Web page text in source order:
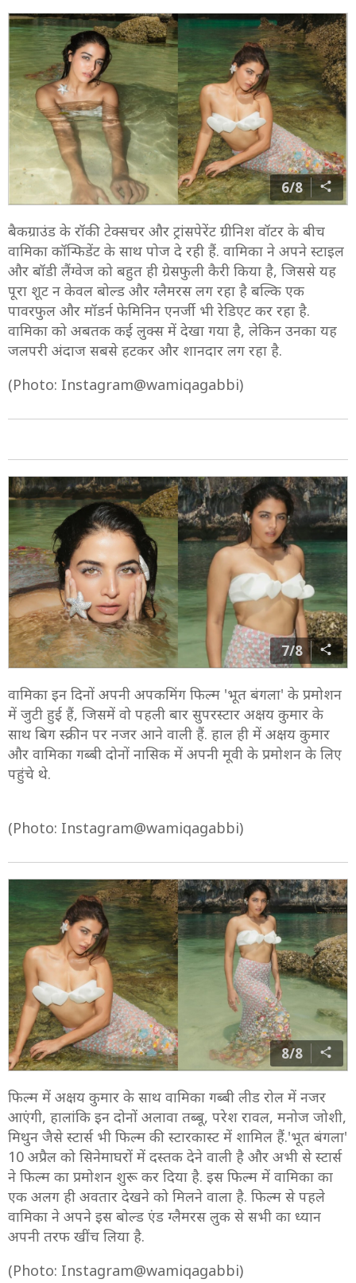
6/8
बैकग्राउंड के रॉकी टेक्सचर और ट्रांसपेरेंट ग्रीनिश वॉटर के बीच
वामिका कॉन्फिडेंट के साथ पोज दे रही हैं. वामिका ने अपने स्टाइल
और बॉडी लैंग्वेज को बहुत ही ग्रेसफुली कैरी किया है, जिससे यह
पूरा शूट न केवल बोल्ड और ग्लैमरस लग रहा है बल्कि एक
पावरफुल और मॉडर्न फेमिनिन एनर्जी भी रेडिएट कर रहा है.
वामिका को अबतक कई लुक्स में देखा गया है, लेकिन उनका यह
जलपरी अंदाज सबसे हटकर और शानदार लग रहा है.
(Photo: Instagram@wamiqagabbi)
7/8
वामिका इन दिनों अपनी अपकमिंग फिल्म 'भूत बंगला' के प्रमोशन
में जुटी हुई हैं, जिसमें वो पहली बार सुपरस्टार अक्षय कुमार के
साथ बिग स्क्रीन पर नजर आने वाली हैं. हाल ही में अक्षय कुमार
और वामिका गब्बी दोनों नासिक में अपनी मूवी के प्रमोशन के लिए
पहुंचे थे.
(Photo: Instagram@wamiqagabbi)
8/8
फिल्म में अक्षय कुमार के साथ वामिका गब्बी लीड रोल में नजर
आएंगी, हालांकि इन दोनों अलावा तब्बू, परेश रावल, मनोज जोशी,
मिथुन जैसे स्टार्स भी फिल्म की स्टारकास्ट में शामिल हैं.'भूत बंगला'
10 अप्रैल को सिनेमाघरों में दस्तक देने वाली है और अभी से स्टार्स
ने फिल्म का प्रमोशन शुरू कर दिया है. इस फिल्म में वामिका का
एक अलग ही अवतार देखने को मिलने वाला है. फिल्म से पहले
वामिका ने अपने इस बोल्ड एंड ग्लैमरस लुक से सभी का ध्यान
अपनी तरफ खींच लिया है.
(Photo: Instagram@wamiqagabbi)